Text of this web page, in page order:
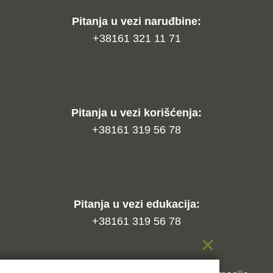
Pitanja u vezi naruđbine:
+38161 321 11 71
Pitanja u vezi korišćenja:
+38161 319 56 78
Pitanja u vezi edukacija:
+38161 319 56 78